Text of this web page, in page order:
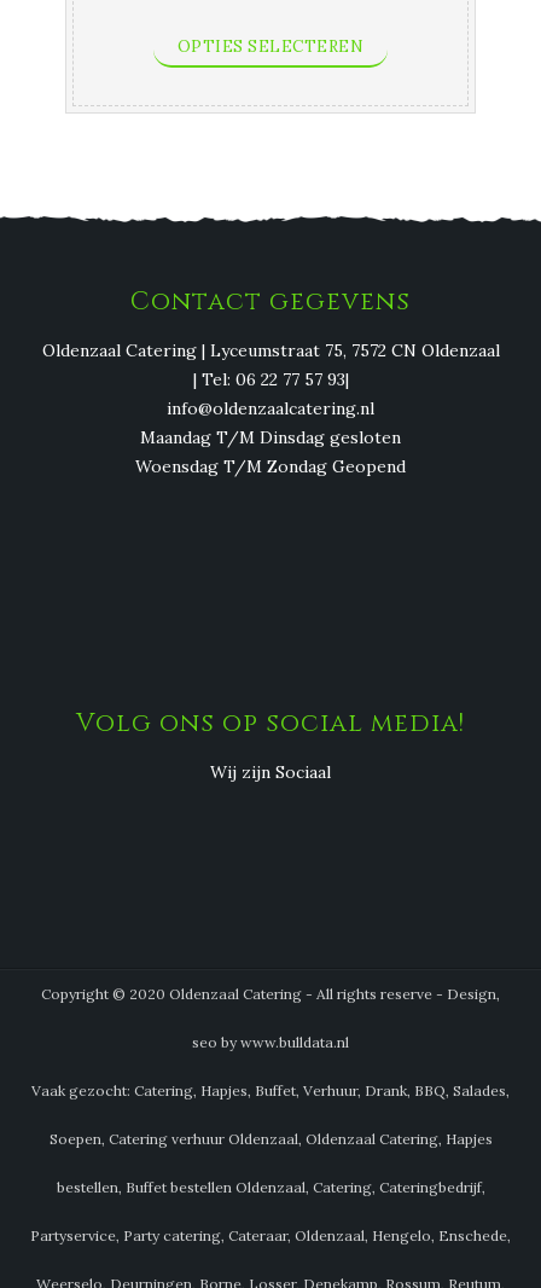
OPTIES SELECTEREN
Contact gegevens
Oldenzaal Catering | Lyceumstraat 75, 7572 CN Oldenzaal
| Tel: 06 22 77 57 93|
info@oldenzaalcatering.nl
Maandag T/M Dinsdag gesloten
Woensdag T/M Zondag Geopend
Volg ons op social media!
Wij zijn Sociaal
Copyright © 2020 Oldenzaal Catering - All rights reserve - Design,
seo by www.bulldata.nl
Vaak gezocht: Catering, Hapjes, Buffet, Verhuur, Drank, BBQ, Salades,
Soepen, Catering verhuur Oldenzaal, Oldenzaal Catering, Hapjes
bestellen, Buffet bestellen Oldenzaal, Catering, Cateringbedrijf,
Partyservice, Party catering, Cateraar, Oldenzaal, Hengelo, Enschede,
Weerselo, Deurningen, Borne, Losser, Denekamp, Rossum, Reutum,